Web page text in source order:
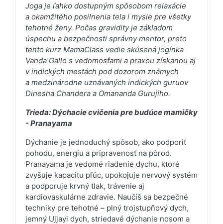
Joga je ľahko dostupným spôsobom relaxácie
a okamžitého posilnenia tela i mysle pre všetky
tehotné ženy. Počas gravidity je základom
úspechu a bezpečnosti správny mentor, preto
tento kurz MamaClass vedie skúsená jogínka
Vanda Gallo s vedomosťami a praxou získanou aj
v indických mestách pod dozorom známych
a medzinárodne uznávaných indických guruov
Dinesha Chandera a Omananda Gurujiho.
Trieda: Dýchacie cvičenia pre budúce mamičky
- Pranayama
Dýchanie je jednoduchý spôsob, ako podporiť
pohodu, energiu a pripravenosť na pôrod.
Pranayama je vedomé riadenie dychu, ktoré
zvyšuje kapacitu pľúc, upokojuje nervový systém
a podporuje krvný tlak, trávenie aj
kardiovaskulárne zdravie. Naučíš sa bezpečné
techniky pre tehotné – plný trojstupňový dych,
jemný Ujjayi dych, striedavé dýchanie nosom a